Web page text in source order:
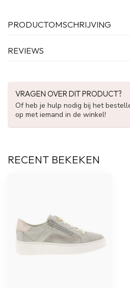
PRODUCTOMSCHRIJVING
REVIEWS
VRAGEN OVER DIT PRODUCT?
Of heb je hulp nodig bij het
op met iemand in de winkel!
RECENT BEKEKEN